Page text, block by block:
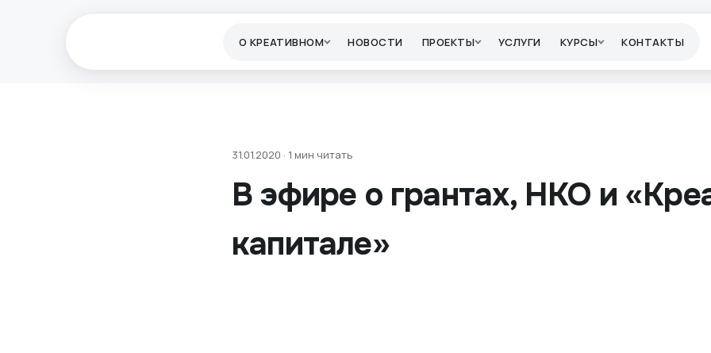
О КРЕАТИВНОМ НОВОСТИ ПРОЕКТЫ УСЛУГИ КУРСЫ КОНТАКТЫ
31.01.2020 · 1 мин читать
В эфире о грантах, НКО и
капитале»